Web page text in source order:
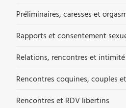
Préliminaires, caresses et
Rapports et consentement
Relations, rencontres et intimité
Rencontres coquines, couples
Rencontres et RDV libertins